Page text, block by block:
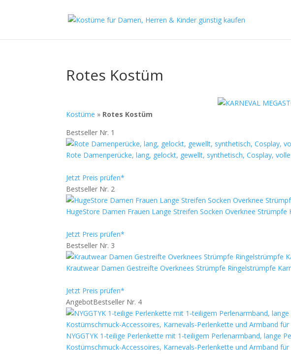
Rotes Kostüm
Kostüme » Rotes Kostüm
Bestseller Nr. 1
Rote Damenperücke, lang, gelockt, gewellt, synthetisch, Cosplay,
Jetzt Preis prüfen*
Bestseller Nr. 2
HugeStore Damen Frauen Lange Streifen Socken Overknee
Jetzt Preis prüfen*
Bestseller Nr. 3
Krautwear Damen Gestreifte Overknees Strümpfe Ringelstrümpfe
Jetzt Preis prüfen*
AngebotBestseller Nr. 4
NYGGTYK 1-teilige Perlenkette mit 1-teiligem Perlenarmband, lange
Kostümschmuck-Accessoires, Karnevals-Perlenkette und Armband